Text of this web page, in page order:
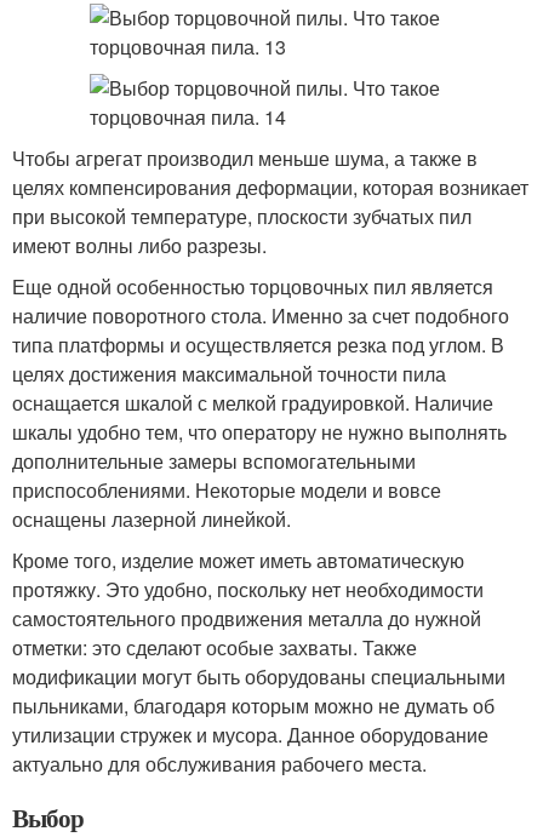
Чтобы агрегат производил меньше шума, а также в
целях компенсирования деформации, которая возникает
при высокой температуре, плоскости зубчатых пил
имеют волны либо разрезы.
Еще одной особенностью торцовочных пил является
наличие поворотного стола. Именно за счет подобного
типа платформы и осуществляется резка под углом. В
целях достижения максимальной точности пила
оснащается шкалой с мелкой градуировкой. Наличие
шкалы удобно тем, что оператору не нужно выполнять
дополнительные замеры вспомогательными
приспособлениями. Некоторые модели и вовсе
оснащены лазерной линейкой.
Кроме того, изделие может иметь автоматическую
протяжку. Это удобно, поскольку нет необходимости
самостоятельного продвижения металла до нужной
отметки: это сделают особые захваты. Также
модификации могут быть оборудованы специальными
пыльниками, благодаря которым можно не думать об
утилизации стружек и мусора. Данное оборудование
актуально для обслуживания рабочего места.
Выбор